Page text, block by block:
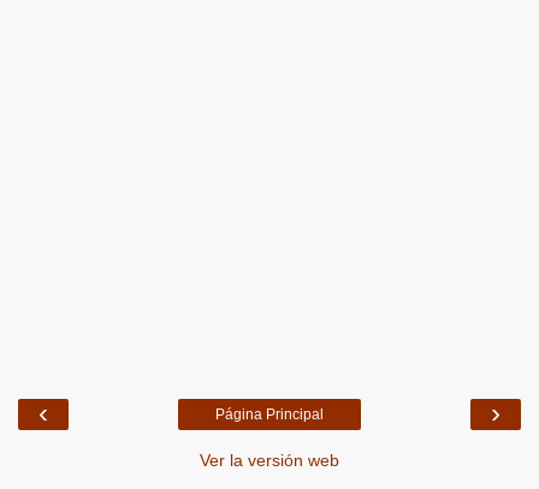
‹ ›
Página Principal
Ver la versión web